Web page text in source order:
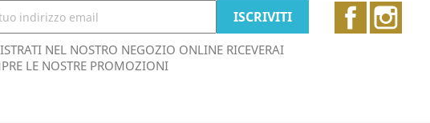
NEL NOSTRO NEGOZIO ONLINE RICEVERAI
LE NOSTRE PROMOZIONI
Facebook